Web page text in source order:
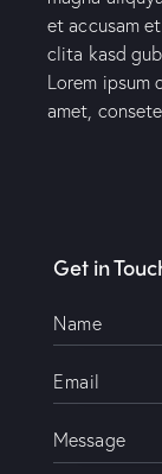
et accusam
clita kasd
Lorem ipsum
amet,
Get in
Blog
Contact Us